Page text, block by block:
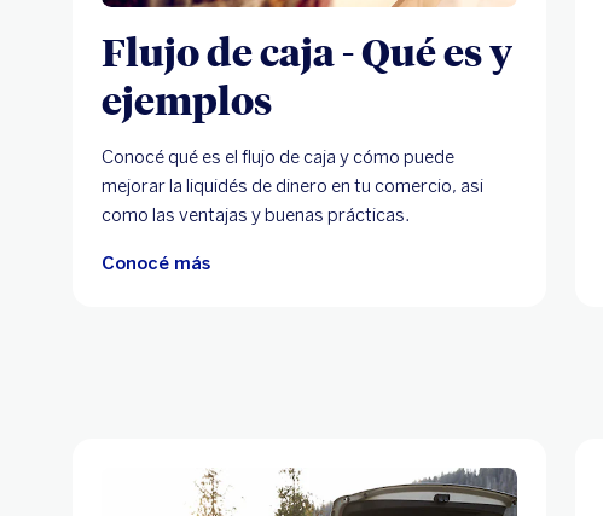
Flujo de caja - Qué es y
ejemplos
Conocé qué es el flujo de caja y cómo puede
mejorar la liquidés de dinero en tu comercio, asi
como las ventajas y buenas prácticas.
Conocé más